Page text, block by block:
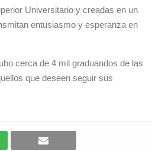
Universitario y creadas en un
entusiasmo y esperanza en
cerca de 4 mil graduandos de las
que deseen seguir sus